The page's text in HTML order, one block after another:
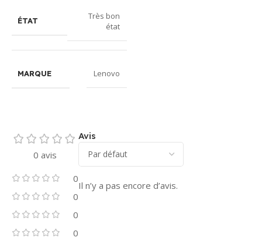
ÉTAT
Très bon
état
MARQUE Lenovo
0 avis
0
0
0
0
Avis
Il n’y a pas encore d’avis.